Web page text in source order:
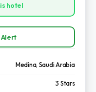
hotel
Alert
Medina, Saudi Arabia
3 Stars